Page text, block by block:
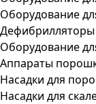
Оборудование
Дефибрилляторы
Оборудование
Аппараты
Насадки для
Насадки для